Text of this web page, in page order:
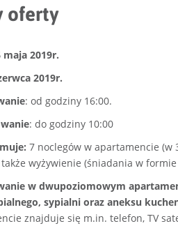
oferty
maja 2019r.
2019r.
: od godziny 16:00.
: do godziny 10:00
7 noclegów w apartamencie (w
także wyżywienie (śniadania w
w dwupoziomowym
sypialni oraz aneksu
znajduje się m.in. telefon, TV